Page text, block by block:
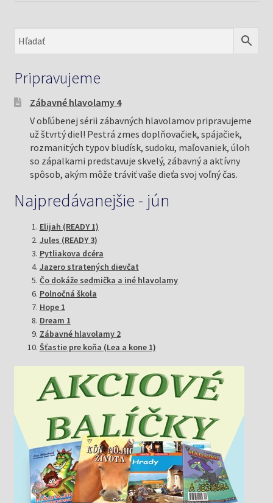
Pripravujeme
Zábavné hlavolamy 4
V obľúbenej sérii zábavných hlavolamov pripravujeme
už štvrtý diel! Pestrá zmes doplňovačiek, spájačiek,
rozmanitých typov bludísk, sudoku, maľovaniek, úloh
so zápalkami predstavuje skvelý, zábavný a aktívny
spôsob, akým môže tráviť vaše dieťa svoj voľný čas.
Najpredávanejšie - jún
Elijah (READY 1)
Jules (READY 3)
Pytliakova dcéra
Jazero stratených dievčat
Čo dokáže sedmička a iné hlavolamy
Polnočná škola
Hope 1
Dream 1
Zábavné hlavolamy 2
Šťastie pre koňa (Lea a kone 1)